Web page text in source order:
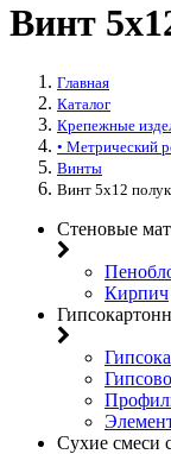
Винт
Главная
Каталог
Крепежные
• Метрический
Винты
Винт 5х12
Стеновые
Кирпич
Сухие смеси